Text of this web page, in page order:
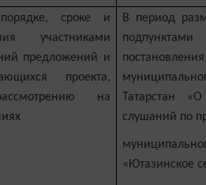
сроке и
участниками
предложений и
проекта,
на
В период
Татарстан
слушаний по
«Ютазинское